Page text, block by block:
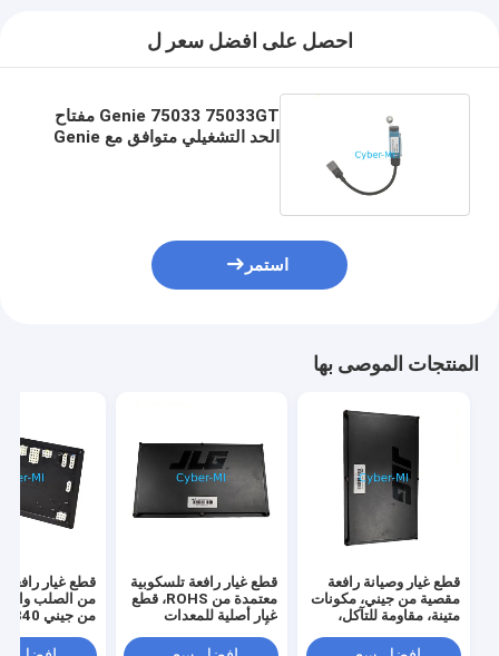
احصل على افضل سعر ل
Genie 75033 75033GT مفتاح
الحد التشغيلي متوافق مع Genie
استمر
المنتجات الموصى بها
قطع غيار وصيانة رافعة
مقصية من جيني، مكونات
متينة، مقاومة للتآكل،
قطع غيار رافعة تلسكوبية
معتمدة من ROHS، قطع
غيار أصلية للمعدات
وصولاً واستقرارًا معززين
قطع غيار
من الصلب
من جيني
صناعية مخصصة